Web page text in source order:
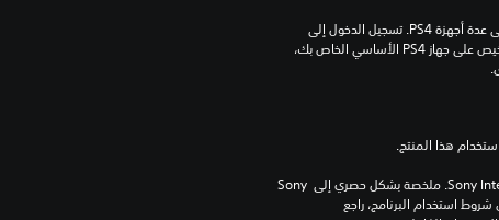
مبلغ يدفع مرة واحدة مقابل ترخيص للتنزيل على عدة أجهزة PS4. تسجيل الدخول إلى
برامج مكتبة ©Sony Interactive Entertainment Inc. ملخصة بشكل حصري إلى Sony